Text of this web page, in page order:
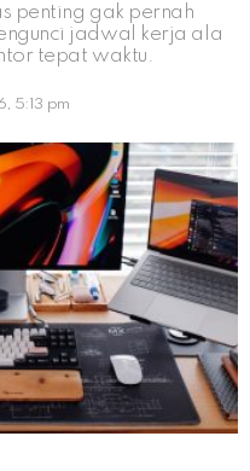
penting gak pernah
jadwal kerja ala
tepat waktu.
5:13 pm